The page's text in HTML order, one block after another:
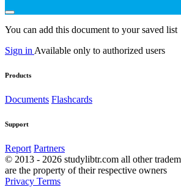
You can add this document to your saved list
Sign in Available only to authorized users
Products
Documents Flashcards
Support
Report Partners
© 2013 - 2026 studylibtr.com all other
are the property of their respective owners
Privacy Terms